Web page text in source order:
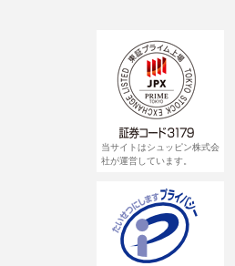
当サイトはシュッピン株式会
社が運営しています。